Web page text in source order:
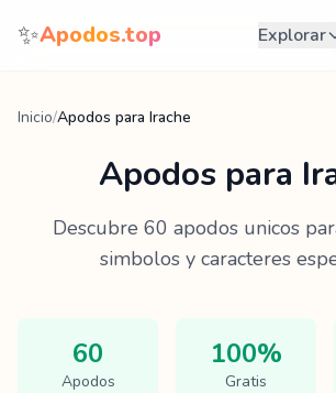
Saltar al contenido
✨Apodos.top Explorar
Inicio/Apodos para Irache
Apodos para
Descubre 60 apodos unicos
simbolos y caracteres
60
Apodos
100%
Gratis